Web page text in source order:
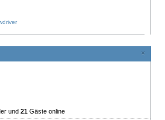
×
und 21 Gäste online